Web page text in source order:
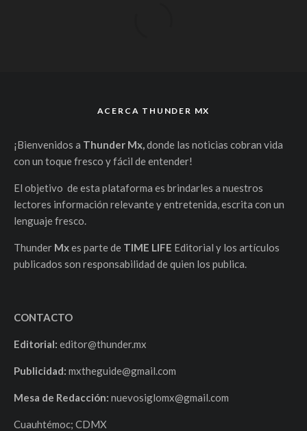
ACERCA THUNDER MX
¡Bienvenidos a Thunder Mx,donde las noticias cobran vida
con un toque fresco y fácil de entender!
El objetivo de esta plataforma es brindarles a nuestros
lectores información relevante y entretenida, escrita con un
lenguaje fresco.
Thunder Mxes parte de TIME LIFE Editorial y los artículos
publicados son responsabilidad de quien los publica.
CONTACTO
Editorial: editor@thunder.mx
Publicidad: mxtheguide@gmail.com
Mesa de Redacción: nuevosiglomx@gmail.com
Cuauhtémoc; CDMX